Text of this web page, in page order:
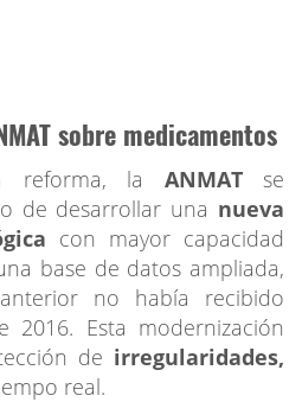
sobre medicamentos
reforma, la ANMATse
de desarrollar una nueva
con mayor capacidad
base de datos ampliada,
no había recibido
2016. Esta modernización
de irregularidades,
real.